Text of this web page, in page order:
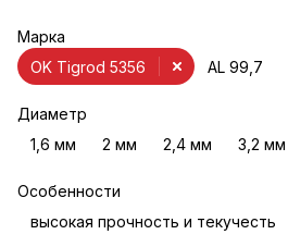
Марка
AL 99,7
OK Tigrod 5356
Диаметр
1,6 мм
2 мм 2,4 мм 3,2 мм
Особенности
высокая прочность и текучесть